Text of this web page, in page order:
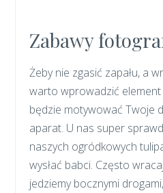
Zabawy
Żeby nie zgasić zapału, a
warto wprowadzić element
będzie motywować Twoje
aparat. U nas super
naszych ogródkowych
wysłać babci. Często
jedziemy bocznymi